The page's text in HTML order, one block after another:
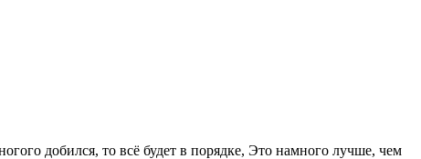
добился, то всё будет в порядке, Это намного лучше, чем